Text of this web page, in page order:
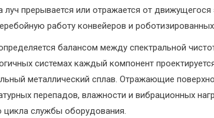
прерывается или отражается от движущегося
работу конвейеров и
балансом между спектральной
системах каждый компонент
металлический сплав. Отражающие
перепадов, влажности и вибрационных
цикла службы оборудования.